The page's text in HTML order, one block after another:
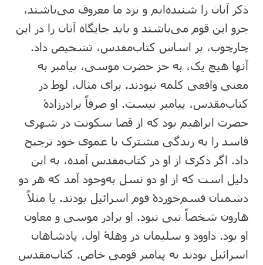
ذکر آنان را شنیده‌ایم و نزد ما معروف می‌باشند،
جزو این قوم می‌باشند و باید جایگاه آنان را در این
چارچوب، بر اساس کتاب‌مقدس، تشخیص داد.
آنها هیچ یک، به جز حضرت موسی، پیامبر به
معنی واقعی کلمه نبودند. برای مثال، لوط در
کتاب‌مقدس، پیامبر نیست. او صرفاً برادرزادۀ
حضرت ابراهیم بود که از قضا سکونت در شهری
فاسد را به زندگی مشترک با عموی خود ترجیح
داد. اگر ذکری از او در کتاب‌مقدس آمده، به این
دلیل است که از او دو نسل به‌وجود آمد که هر دو
دشمنان قسم‌خوردۀ قوم اسرائیل بودند. یا مثلاً
هارون شخصاً نبی نبود. او برادر موسی و معاون
او بود. داوود و سلیمان در وهلۀ اول، پادشاهان
اسرائیل بودند نه پیامبر قومی خاص. کتاب‌مقدس